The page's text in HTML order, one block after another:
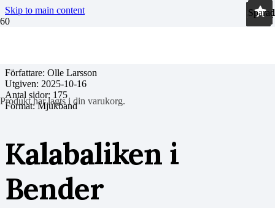
Skip to main content
Produkthar lagts i din varukorg.
Författare: Olle Larsson
Utgiven: 2025-10-16
Antal sidor: 175
Format: Mjukband
Kalabaliken i
Bender
Sparad
Sparad
Sparad
Sparad
Sparad
Sparad
Sparad
Sparad
Sparad
Sparad
Sparad